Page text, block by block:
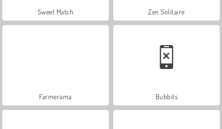
Sweet Match Zen Solitaire
Farmerama Bubbits